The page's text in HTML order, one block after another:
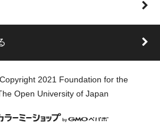
2021 Foundation for the
Open University of Japan